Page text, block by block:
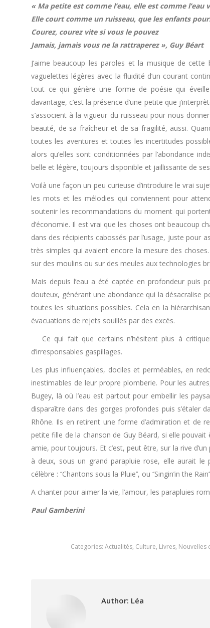
« Ma petite est comme l’eau, elle est comme l’eau
Elle court comme un ruisseau, que les enfants
Courez, courez vite si vous le pouvez
Jamais, jamais vous ne la rattraperez », Guy Béart
J’aime beaucoup les paroles et la musique de
vaguelettes légères avec la fluidité d’un courant
tout ce qui génère une forme de poésie qui
davantage, c’est la présence d’une petite que
s’associent à la vigueur du ruisseau pour nous
beauté, de sa fraîcheur et de sa fragilité, aussi.
toutes les aventures et toutes les incertitudes
alors qu’elles sont conditionnées par l’abondance
belle et légère, toujours disponible et jaillissante de
Voilà une façon un peu curieuse d’introduire le vrai
les mots et les mélodies qui conviennent pour
soutenir les recommandations du moment qui
d’économie. Il est vrai que les choses ont beaucoup
dans des récipients cabossés par l’usage, juste pour
très simples qui avaient encore la mesure des
sur des moulins ou sur des meules aux technologies
Mais depuis l’eau a été captée en profondeur puis
douteux, générant une abondance qui la désacralise
toutes les situations possibles. Cela en la
évacuations de rejets souillés par des excès.
Ce qui fait que certains n’hésitent plus à
d’irresponsables gaspillages.
Les plus influençables, dociles et perméables, en
inestimables de leur propre plomberie. Pour les
Bugey, là où l’eau est partout pour embellir les
disparaître dans des gorges profondes puis s’étaler
Rhône. Ils en retirent une forme d’admiration et de
petite fille de la chanson de Guy Béard, si elle
amie, pour toujours. Et c’est, peut être, sur la rive
à deux, sous un grand parapluie rose, elle aurait le
célèbre : ‘‘Chantons sous la Pluie’’, ou ‘‘Singin’in the
A chanter pour aimer la vie, l’amour, les parapluies
Paul Gamberini
Categories: Actualités, Culture, Livres, Nouvelles
Author: Léa